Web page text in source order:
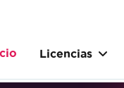
Licencias